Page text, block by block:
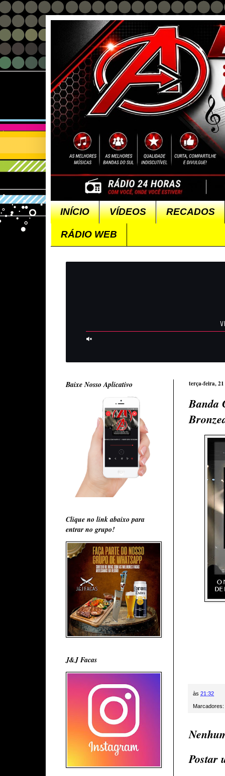
INÍCIO VÍDEOS RECADOS
RÁDIO WEB
terça-feira,
Banda
às 21:32
Marcadores:
Postar
Baixe Nosso Aplicativo
Clique no link abaixo para
entrar no grupo!
J&J Facas